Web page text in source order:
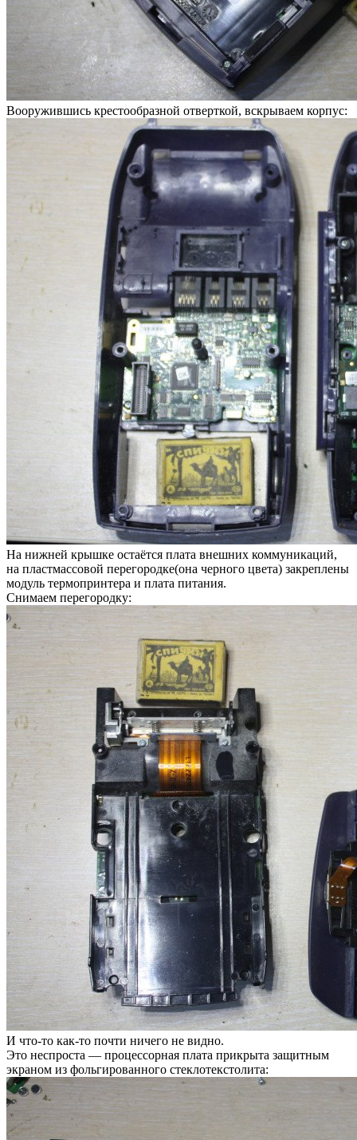
Вооружившись крестообразной отверткой, вскрываем корпус:
На нижней крышке остаётся плата внешних коммуникаций,
на пластмассовой перегородке(она черного цвета) закреплены
модуль термопринтера и плата питания.
Снимаем перегородку:
И что-то как-то почти ничего не видно.
Это неспроста — процессорная плата прикрыта защитным
экраном из фольгированного стеклотекстолита: